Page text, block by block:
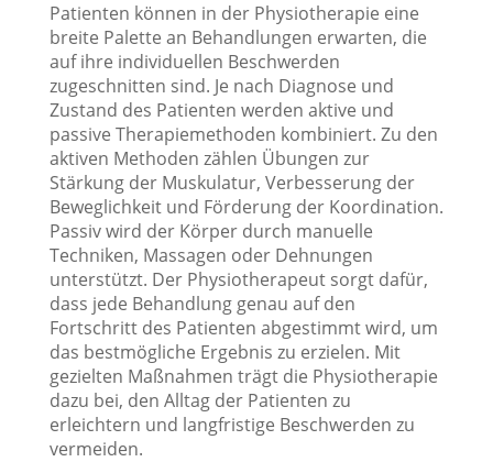
Patienten können in der Physiotherapie eine
breite Palette an Behandlungen erwarten, die
auf ihre individuellen Beschwerden
zugeschnitten sind. Je nach Diagnose und
Zustand des Patienten werden aktive und
passive Therapiemethoden kombiniert. Zu den
aktiven Methoden zählen Übungen zur
Stärkung der Muskulatur, Verbesserung der
Beweglichkeit und Förderung der Koordination.
Passiv wird der Körper durch manuelle
Techniken, Massagen oder Dehnungen
unterstützt. Der Physiotherapeut sorgt dafür,
dass jede Behandlung genau auf den
Fortschritt des Patienten abgestimmt wird, um
das bestmögliche Ergebnis zu erzielen. Mit
gezielten Maßnahmen trägt die Physiotherapie
dazu bei, den Alltag der Patienten zu
erleichtern und langfristige Beschwerden zu
vermeiden.